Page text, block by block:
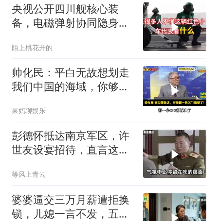
央视公开四川舰核心装
备，电磁弹射协同隐身无
陌上桃花开的
帅化民：平白无故想划走
我们中国的海域，你够格
果妈聊娱乐
彭德怀抵达南京军区，许
世友设宴招待，直言这是
等风上青云
婆婆逼交三万月薪遭拒换
锁，儿媳一言不发，五天